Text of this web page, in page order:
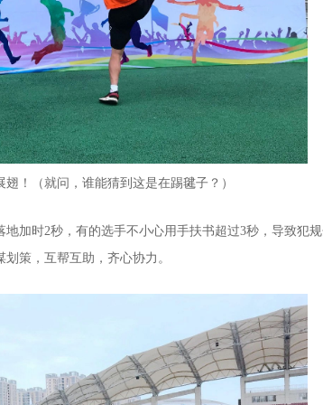
翅！（就问，谁能猜到这是在踢毽子？）
加时2秒，有的选手不小心用手扶书超过3秒，导致犯
策，互帮互助，齐心协力。